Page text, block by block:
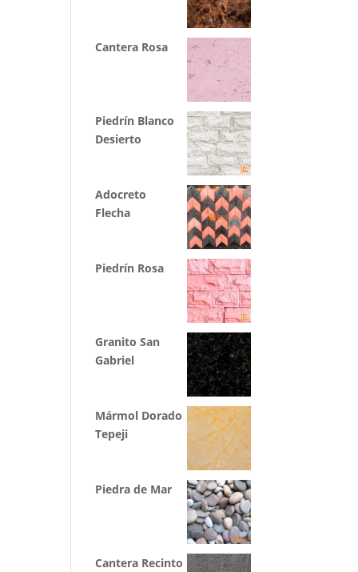
Cantera Rosa
Piedrín Blanco
Desierto
Adocreto
Flecha
Piedrín Rosa
Granito San
Gabriel
Mármol Dorado
Tepeji
Piedra de Mar
Cantera Recinto